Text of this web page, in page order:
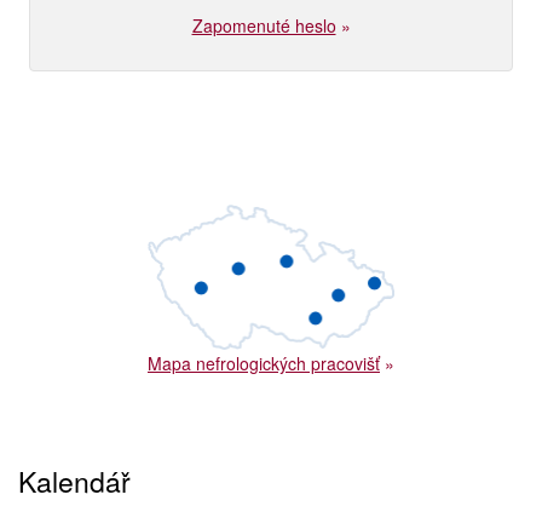
Zapomenuté heslo »
Mapa nefrologických pracovišť»
Kalendář